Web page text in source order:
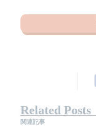
Related Posts
関連記事